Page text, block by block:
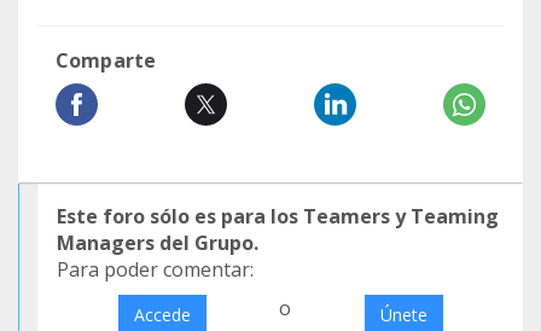
Comparte
Este foro sólo es para los Teamers y Teaming
Managers del Grupo.
Para poder comentar:
Accede o Únete